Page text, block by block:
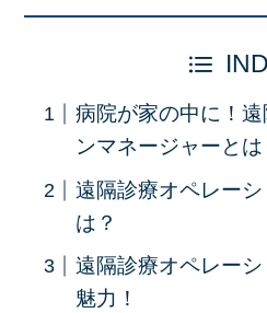
病院が家の中に！
ンマネージャーとは
遠隔診療オペレー
は？
遠隔診療オペレー
魅力！